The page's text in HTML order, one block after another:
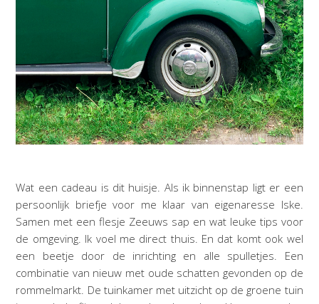
Wat een cadeau is dit huisje. Als ik binnenstap ligt er een
persoonlijk briefje voor me klaar van eigenaresse Iske.
Samen met een flesje Zeeuws sap en wat leuke tips voor
de omgeving. Ik voel me direct thuis. En dat komt ook wel
een beetje door de inrichting en alle spulletjes. Een
combinatie van nieuw met oude schatten gevonden op de
rommelmarkt. De tuinkamer met uitzicht op de groene tuin